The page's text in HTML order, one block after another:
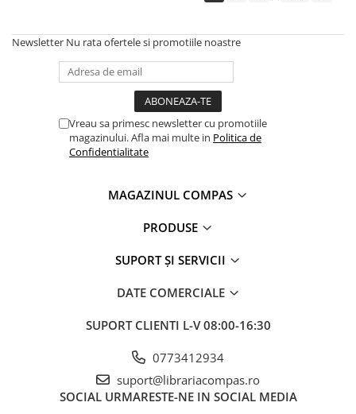
Romane și literatură
Clasici români și universali
Thriller și mister
Young adult
Dezvoltare personală și non-
Psihologie și dezvoltare personală
Parenting și educație
Sănătate și stil de viață
Newsletter Nu rata ofertele si promotiile noastre
Vreau sa primesc newsletter cu promotiile
magazinului. Afla mai multe in Politica de
Confidentialitate
MAGAZINUL COMPAS
PRODUSE
SUPORT ȘI SERVICII
DATE COMERCIALE
SUPORT CLIENTI L-V 08:00-16:30
0773412934
suport@librariacompas.ro
SOCIAL URMARESTE-NE IN SOCIAL MEDIA